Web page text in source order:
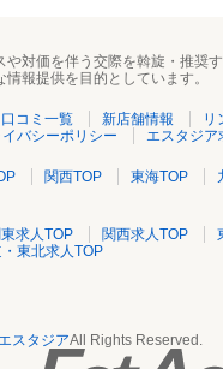
や対価を伴う交際を斡旋・推奨
報提供を目的としています。
口コミ一覧 新店舗情報 リ
バシーポリシー エスタジア
関西TOP 東海TOP
求人TOP 関西求人TOP
東北求人TOP
エスタジアAll Rights Reserved.